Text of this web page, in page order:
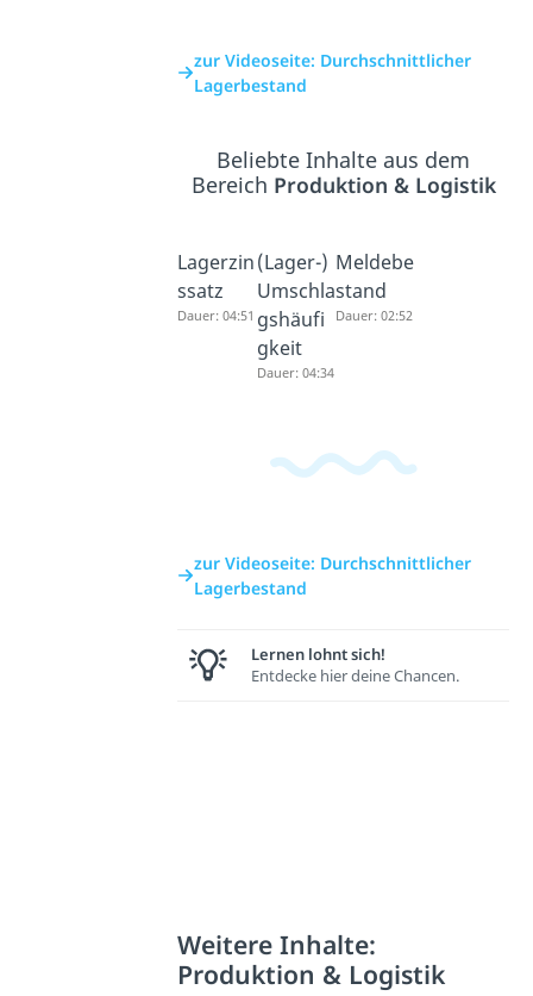
zur Videoseite: Durchschnittlicher
Lagerbestand
Beliebte Inhalte aus dem
Bereich Produktion & Logistik
Lagerzin
ssatz
Dauer: 04:51
(Lager-)
Umschla
gshäufi
gkeit
Dauer: 04:34
Meldebe
stand
Dauer: 02:52
zur Videoseite: Durchschnittlicher
Lagerbestand
Lernen lohnt sich!
Entdecke hier deine Chancen.
Weitere Inhalte:
Produktion & Logistik